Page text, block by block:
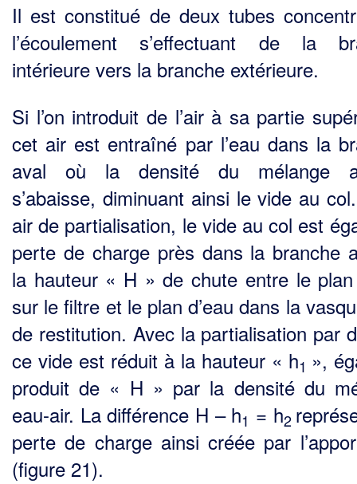
Il est constitué de deux tubes
l’écoulement s’effectuant de la
intérieure vers la branche extérieure.
Si l’on introduit de l’air à sa partie
cet air est entraîné par l’eau dans la
aval où la den­sité du mélange
s’abaisse, diminuant ainsi le vide au
air de partialisation, le vide au col est
perte de charge près dans la branche
la hauteur « H » de chute entre le plan
sur le filtre et le plan d’eau dans la
de restitution. Avec la partialisation par
ce vide est réduit à la hauteur « h1 »,
produit de « H » par la densité du
eau-air. La différence H – h1 = h2
perte de charge ainsi créée par
(figure 21).